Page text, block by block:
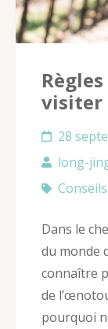
visiter
28
long-
Conseils
Dans le
du monde
connaître
de
pourquoi